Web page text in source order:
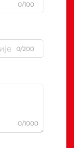
0/100
0/200
0/1000